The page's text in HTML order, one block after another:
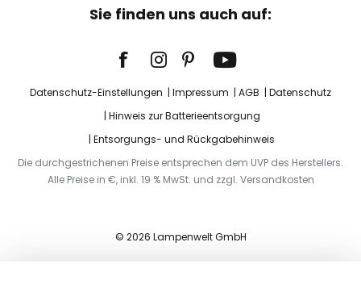
Sie finden uns auch auf:
Datenschutz-Einstellungen Impressum AGB
Datenschutz
Hinweis zur Batterieentsorgung
Entsorgungs- und Rückgabehinweis
Die durchgestrichenen Preise entsprechen dem UVP des Herstellers.
Alle Preise in €, inkl. 19 % MwSt. und zzgl. Versandkosten
© 2026 Lampenwelt GmbH